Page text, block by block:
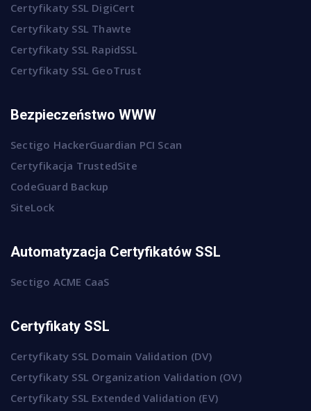
Certyfikaty SSL DigiCert
Certyfikaty SSL Thawte
Certyfikaty SSL RapidSSL
Certyfikaty SSL GeoTrust
Bezpieczeństwo WWW
Sectigo HackerGuardian PCI Scan
Certyfikacja TrustedSite
CodeGuard Backup
SiteLock
Automatyzacja Certyfikatów SSL
Sectigo ACME CaaS
Certyfikaty SSL
Certyfikaty SSL Domain Validation (DV)
Certyfikaty SSL Organization Validation (OV)
Certyfikaty SSL Extended Validation (EV)